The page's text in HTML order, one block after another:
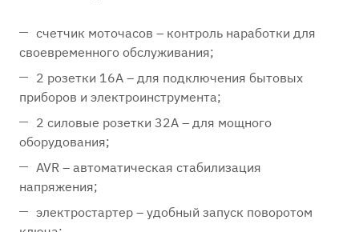
счетчик моточасов – контроль наработки для
своевременного обслуживания;
2 розетки 16А – для подключения бытовых
приборов и электроинструмента;
2 силовые розетки 32А – для мощного
оборудования;
AVR – автоматическая стабилизация
напряжения;
электростартер – удобный запуск поворотом